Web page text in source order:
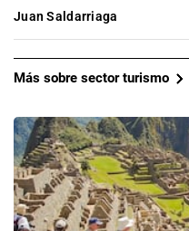
Juan Saldarriaga
Más sobre sector turismo